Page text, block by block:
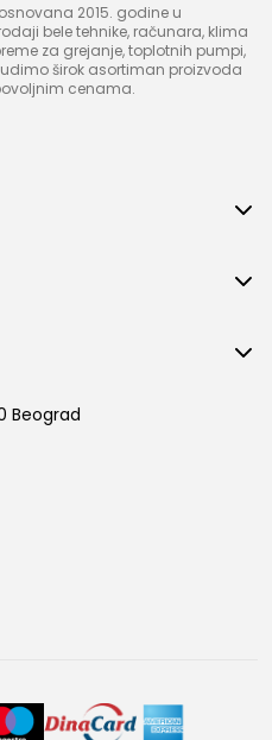
2015. godine u
bele tehnike, računara, klima
za grejanje, toplotnih pumpi,
širok asortiman proizvoda
cenama.
Beograd